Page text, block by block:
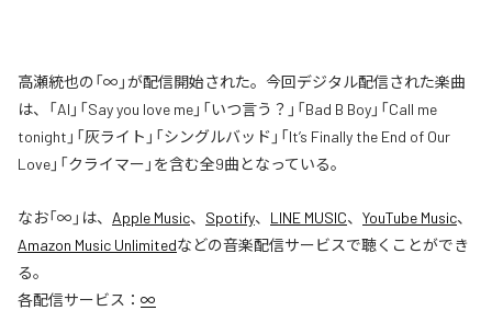
高瀬統也の「∞」が配信開始された。今回デジタル配信された楽曲
は、「AI」「Say you love me」「いつ言う？」「Bad B Boy」「Call me
tonight」「灰ライト」「シングルバッド」「It’s Finally the End of Our
Love」「クライマー」を含む全9曲となっている。
なお「∞ 」は、 Apple Music、 Spotify、 LINE MUSIC、 YouTube Music、
Amazon Music Unlimitedなどの音楽配信サービスで聴くことができ
る。
各配信サービス： ∞